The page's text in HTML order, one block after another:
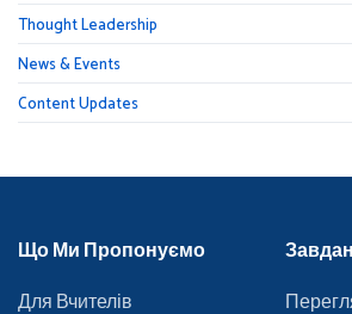
Thought Leadership
News & Events
Content Updates
Що Ми Пропонуємо
Для Вчителів